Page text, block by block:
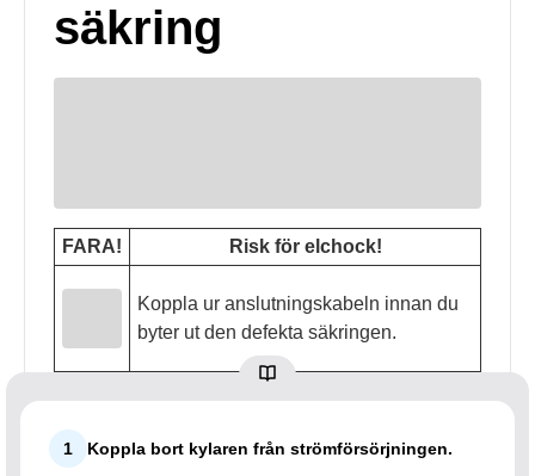
säkring
FARA! Risk för elchock!
Koppla ur anslutningskabeln innan du
byter ut den defekta säkringen.
1 Koppla bort kylaren från strömförsörjningen.